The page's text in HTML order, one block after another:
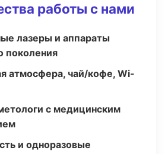
работы с нами
лазеры и аппараты
поколения
атмосфера, чай/кофе, Wi-
с медицинским
и одноразовые